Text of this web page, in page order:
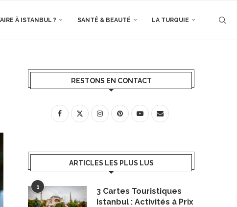
À ISTANBUL ? SANTÉ & BEAUTÉ LA TURQUIE
RESTONS EN CONTACT
ARTICLES LES PLUS LUS
1
3 Cartes Touristiques
Istanbul : Activités à Prix